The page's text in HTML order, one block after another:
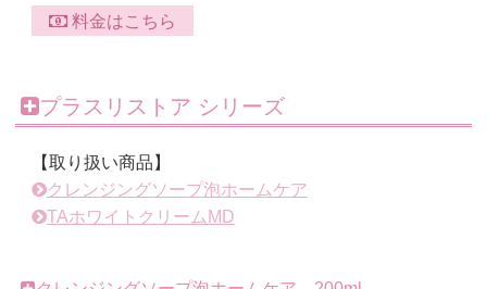
料金はこちら
プラスリストア シリーズ
【取り扱い商品】
クレンジングソープ泡ホームケア
TAホワイトクリームMD